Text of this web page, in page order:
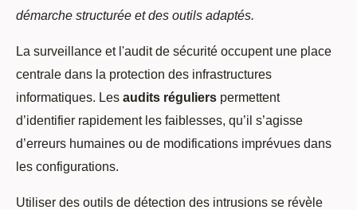
démarche structurée et des outils adaptés.
La surveillance et l'audit de sécurité occupent une place
centrale dans la protection des infrastructures
informatiques. Les audits réguliers permettent
d’identifier rapidement les faiblesses, qu’il s’agisse
d’erreurs humaines ou de modifications imprévues dans
les configurations.
Utiliser des outils de détection des intrusions se révèle